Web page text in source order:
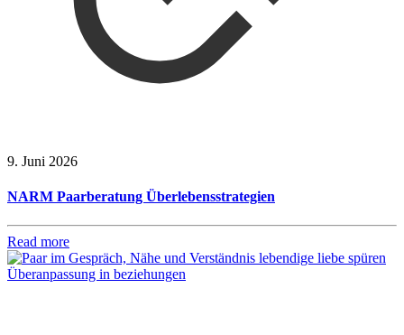
9. Juni 2026
NARM Paarberatung Überlebensstrategien
Read more